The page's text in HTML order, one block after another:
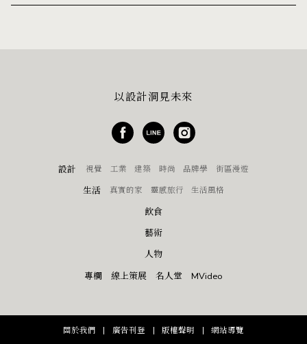
以設計洞見未來
設計 視覺 工業 建築 時尚 品牌學 街區漫遊
生活 真實的家 靈感旅行 生活風格
飲食
藝術
人物
專欄
線上策展 名人堂 MVideo
關於我們 廣告刊登 版權聲明 網站導覽